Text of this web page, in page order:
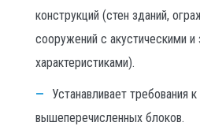
конструкций (стен зданий,
сооружений с акустическими и
характеристиками).
Устанавливает требования
вышеперечисленных блоков.